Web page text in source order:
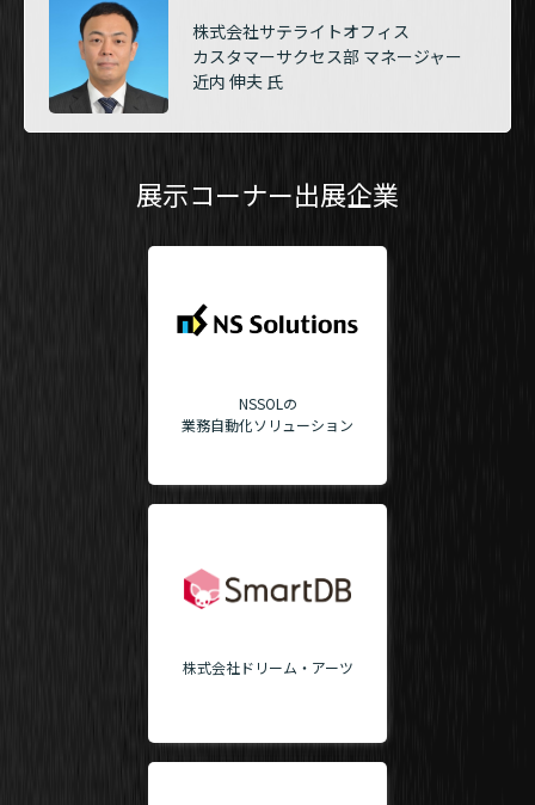
株式会社サテライトオフィス
カスタマーサクセス部 マネージャー
近内 伸夫 氏
展示コーナー出展企業
NSSOLの
業務自動化ソリューション
株式会社ドリーム・アーツ